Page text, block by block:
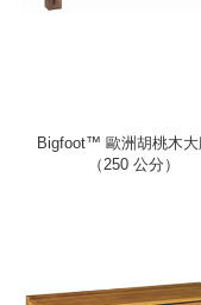
Bigfoot™ 歐洲胡桃木大
（250 公分）